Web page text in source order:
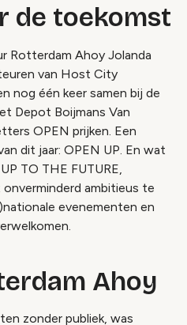
de toekomst
Rotterdam Ahoy Jolanda
van Host City
nog één keer samen bij de
Depot Boijmans Van
OPEN prijken. Een
dit jaar: OPEN UP. En wat
TO THE FUTURE,
ambitieus te
evenementen en
Ahoy
zonder publiek, was